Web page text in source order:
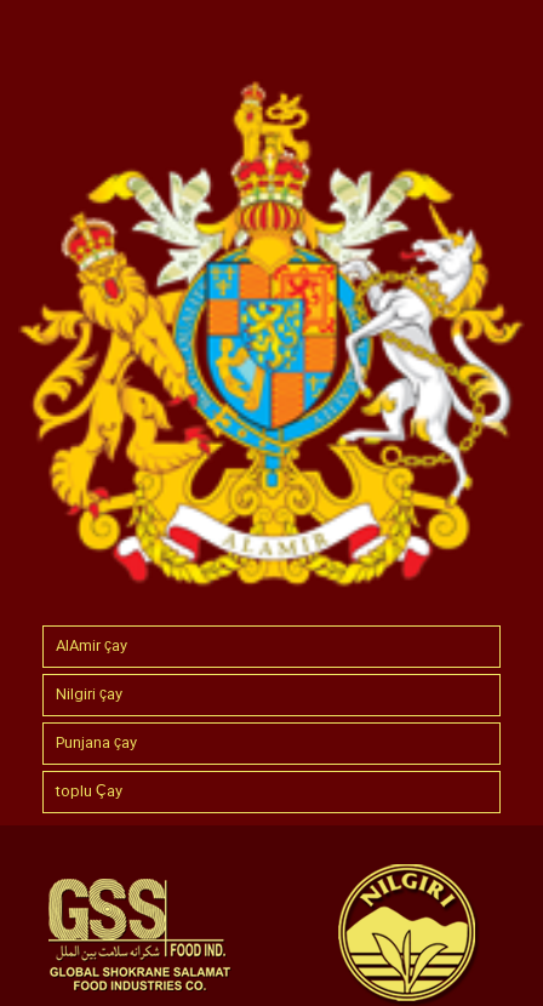
AlAmir çay
Nilgiri çay
Punjana çay
toplu Çay